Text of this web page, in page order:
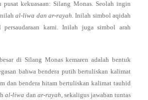
pusat kekuasaan: Silang Monas. Seolah ingin
al-liwa dan ar-rayah. Inilah simbol aqidah
kami. Inilah juga simbol arah
di Silang Monas kemaren adalah bentuk
bahwa bendera putih bertuliskan kalimat
dan bendera hitam bertuliskan kalimat tauhid
al-liwa dan ar-rayah, sekaligus jawaban tuntas